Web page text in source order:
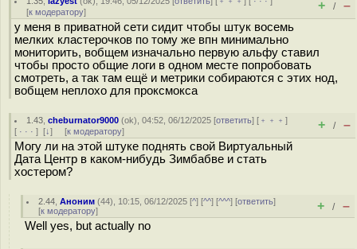
[к модератору] + / –
у меня в приватной сети сидит чтобы штук восемь
мелких кластерочков по тому же впн минимально
мониторить, вобщем изначально первую альфу ставил
чтобы просто общие логи в одном месте попробовать
смотреть, а так там ещё и метрики собираются с этих нод,
вобщем неплохо для проксмокса
1.43 ,cheburnator9000 (ok), 04:52, 06/12/2025 [ответить] [ ﹢﹢﹢]
[ · · · ] [↓] [к модератору] + / –
Могу ли на этой штуке поднять свой Виртуальный
Дата Центр в каком-нибудь Зимбабве и стать
хостером?
2.44 ,Аноним (44), 10:15, 06/12/2025 [^] [^^] [^^^] [ответить]
[к модератору] + / –
Well yes, but actually no